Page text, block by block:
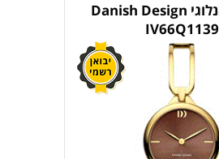
שעון יד ‏אנלוגי Danish Design
IV66Q1139